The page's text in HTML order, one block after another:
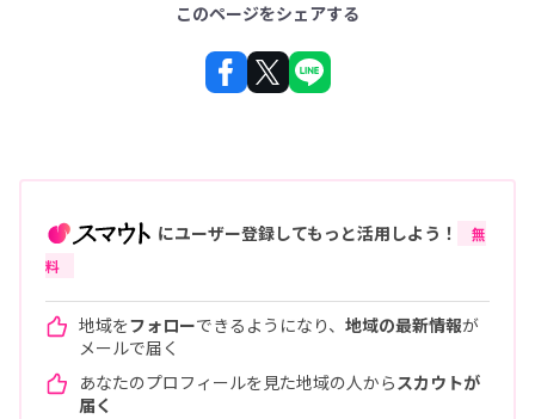
このページをシェアする
にユーザー登録してもっと活用しよう！
無
料
地域をフォローできるようになり、 地域の最新情報が
メールで届く
あなたのプロフィールを見た地域の人から スカウトが
届く